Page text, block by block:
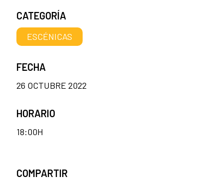
CATEGORÍA
ESCÉNICAS
FECHA
26 OCTUBRE 2022
HORARIO
18:00H
COMPARTIR